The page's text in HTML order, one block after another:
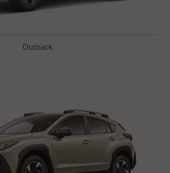
Outback